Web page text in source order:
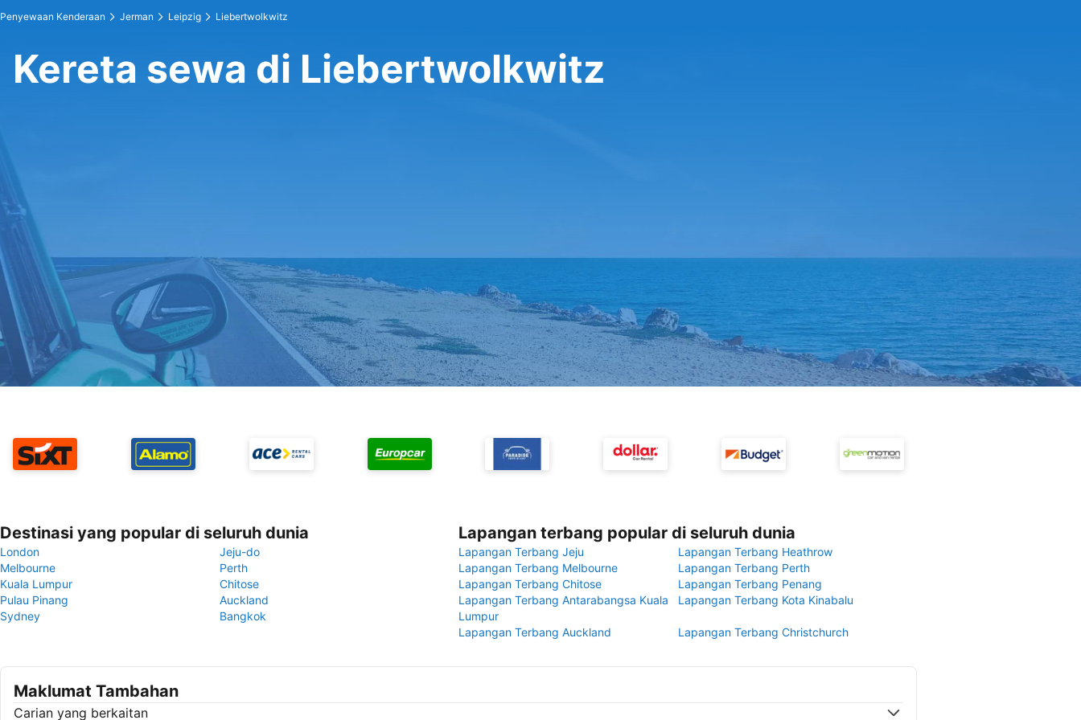
Penyewaan Kenderaan Jerman Leipzig Liebertwolkwitz
Kereta sewa di Liebertwolkwitz
Destinasi yang popular di seluruh dunia
London
Jeju-do
Melbourne
Perth
Kuala Lumpur
Chitose
Pulau Pinang
Auckland
Sydney
Bangkok
Lapangan terbang popular di seluruh dunia
Lapangan Terbang Jeju
Lapangan Terbang Heathrow
Lapangan Terbang Melbourne
Lapangan Terbang Perth
Lapangan Terbang Chitose
Lapangan Terbang Penang
Lapangan Terbang Antarabangsa Kuala
Lumpur
Lapangan Terbang Kota Kinabalu
Lapangan Terbang Auckland Lapangan Terbang Christchurch
Maklumat Tambahan
Carian yang berkaitan